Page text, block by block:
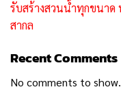
รับสร้างสวนน้ำทุกขนาด
สากล
Recent Comments
No comments to show.